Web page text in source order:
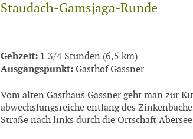
Staudach-Gamsjaga-Runde
Gehzeit: 1 3/4 Stunden (6,5 km)
Ausgangspunkt: Gasthof Gassner
Vom alten Gasthaus Gassner geht man zur
abwechslungsreiche entlang des
Straße nach links durch die Ortschaft